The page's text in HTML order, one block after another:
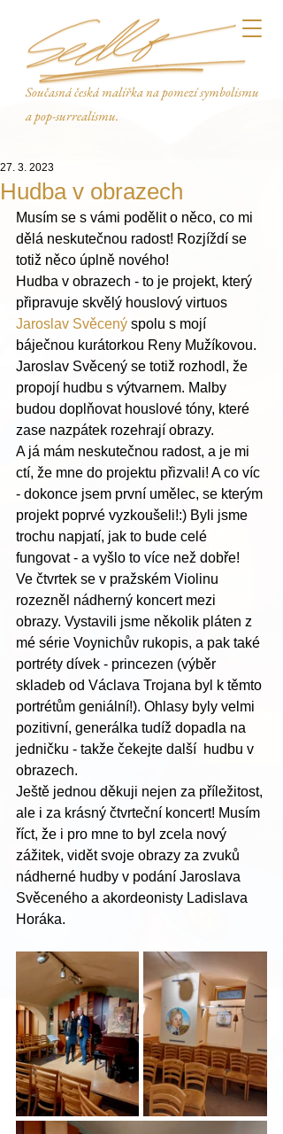
Současná česká malířka na pomezí symbolismu
a pop-surrealismu.
Hudba v obrazech
27. 3. 2023
Musím se s vámi podělit o něco, co mi
dělá neskutečnou radost! Rozjíždí se
totiž něco úplně nového!
Hudba v obrazech - to je projekt, který
připravuje skvělý houslový virtuos
Jaroslav Svěcený spolu s mojí
báječnou kurátorkou Reny Mužíkovou.
Jaroslav Svěcený se totiž rozhodl, že
propojí hudbu s výtvarnem. Malby
budou doplňovat houslové tóny, které
zase nazpátek rozehrají obrazy.
A já mám neskutečnou radost, a je mi
ctí, že mne do projektu přizvali! A co víc
- dokonce jsem první umělec, se kterým
projekt poprvé vyzkoušeli!:) Byli jsme
trochu napjatí, jak to bude celé
fungovat - a vyšlo to více než dobře!
Ve čtvrtek se v pražském Violinu
rozezněl nádherný koncert mezi
obrazy. Vystavili jsme několik pláten z
mé série Voynichův rukopis, a pak také
portréty dívek - princezen (výběr
skladeb od Václava Trojana byl k těmto
portrétům geniální!). Ohlasy byly velmi
pozitivní, generálka tudíž dopadla na
jedničku - takže čekejte další  hudbu v
obrazech.
Ještě jednou děkuji nejen za příležitost,
ale i za krásný čtvrteční koncert! Musím
říct, že i pro mne to byl zcela nový
zážitek, vidět svoje obrazy za zvuků
nádherné hudby v podání Jaroslava
Svěceného a akordeonisty Ladislava
Horáka.